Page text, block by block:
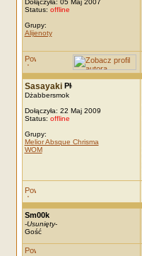
Dołączyła: 05 Maj 2007
Status: offline
Grupy:
Alijenoty
Sasayaki
Dżabbersmok
Dołączyła: 22 Maj 2009
Status: offline
Grupy:
Melior Absque Chrisma
WOM
Sm00k
-Usunięty-
Gość